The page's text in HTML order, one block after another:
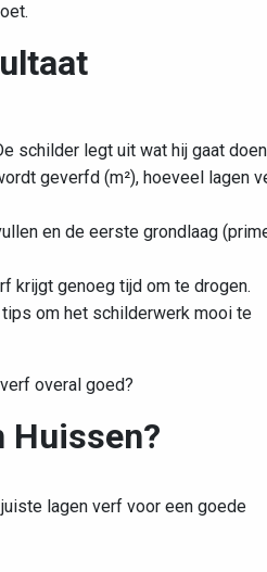
schilder legt uit wat hij gaat
geverfd (m²), hoeveel lagen
en de eerste grondlaag
krijgt genoeg tijd om te drogen.
om het schilderwerk mooi te
overal goed?
Huissen?
lagen verf voor een goede